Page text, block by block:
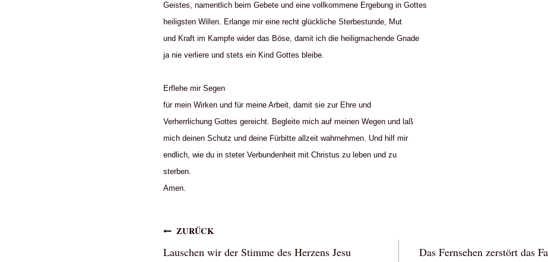
Geistes, namentlich beim Gebete und eine vollkommene Ergebung in Gottes
heiligsten Willen. Erlange mir eine recht glückliche Sterbestunde, Mut
und Kraft im Kampfe wider das Böse, damit ich die heiligmachende Gnade
ja nie verliere und stets ein Kind Gottes bleibe.
Erflehe mir Segen
für mein Wirken und für meine Arbeit, damit sie zur Ehre und
Verherrlichung Gottes gereicht. Begleite mich auf meinen Wegen und laß
mich deinen Schutz und deine Fürbitte allzeit wahrnehmen. Und hilf mir
endlich, wie du in steter Verbundenheit mit Christus zu leben und zu
sterben.
Amen.
Beitragsnavigation
ZURÜCK
Lauschen wir der Stimme des Herzens Jesu
Das Fernsehen zerstört das